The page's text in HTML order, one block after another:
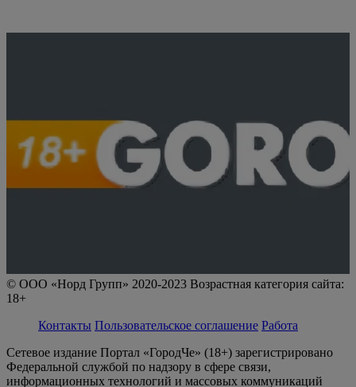
© ООО «Норд Групп» 2020-2023 Возрастная категория сайта:
18+
Контакты Пользовательское соглашение Работа
Сетевое издание Портал «ГородЧе» (18+) зарегистрировано
Федеральной службой по надзору в сфере связи,
информационных технологий и массовых коммуникаций